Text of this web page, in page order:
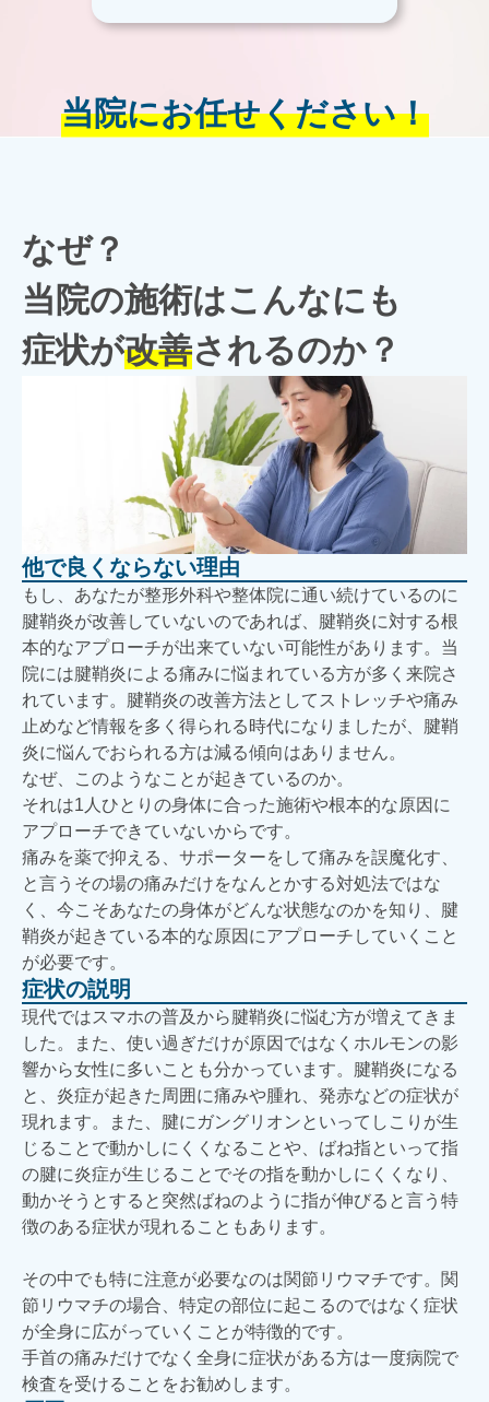
当院にお任せください！
なぜ？
当院の施術はこんなにも
症状が改善されるのか？
他で良くならない理由
もし、あなたが整形外科や整体院に通い続けているのに
腱鞘炎が改善していないのであれば、腱鞘炎に対する根
本的なアプローチが出来ていない可能性があります。当
院には腱鞘炎による痛みに悩まれている方が多く来院さ
れています。腱鞘炎の改善方法としてストレッチや痛み
止めなど情報を多く得られる時代になりましたが、腱鞘
炎に悩んでおられる方は減る傾向はありません。
なぜ、このようなことが起きているのか。
それは1人ひとりの身体に合った施術や根本的な原因に
アプローチできていないからです。
痛みを薬で抑える、サポーターをして痛みを誤魔化す、
と言うその場の痛みだけをなんとかする対処法ではな
く、今こそあなたの身体がどんな状態なのかを知り、腱
鞘炎が起きている本的な原因にアプローチしていくこと
が必要です。
症状の説明
現代ではスマホの普及から腱鞘炎に悩む方が増えてきま
した。また、使い過ぎだけが原因ではなくホルモンの影
響から女性に多いことも分かっています。腱鞘炎になる
と、炎症が起きた周囲に痛みや腫れ、発赤などの症状が
現れます。また、腱にガングリオンといってしこりが生
じることで動かしにくくなることや、ばね指といって指
の腱に炎症が生じることでその指を動かしにくくなり、
動かそうとすると突然ばねのように指が伸びると言う特
徴のある症状が現れることもあります。
その中でも特に注意が必要なのは関節リウマチです。関
節リウマチの場合、特定の部位に起こるのではなく症状
が全身に広がっていくことが特徴的です。
手首の痛みだけでなく全身に症状がある方は一度病院で
検査を受けることをお勧めします。